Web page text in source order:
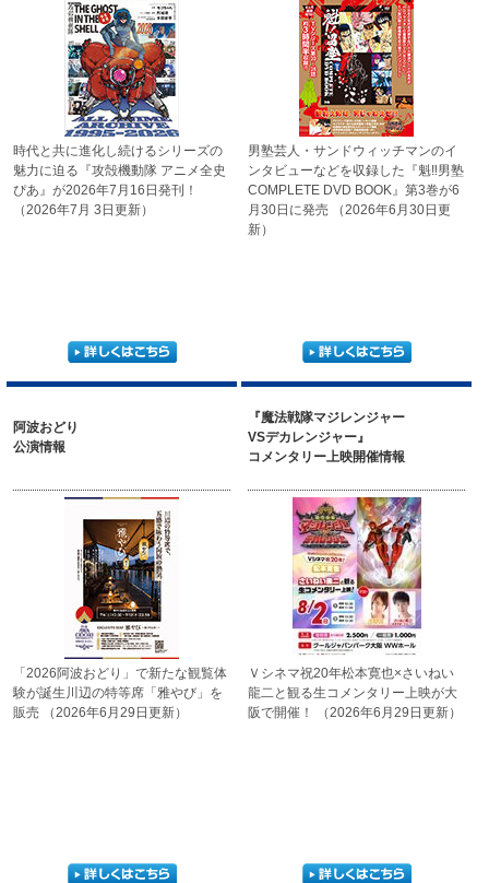
時代と共に進化し続けるシリーズの
魅力に迫る 『攻殻機動隊 アニメ全史
ぴあ』が2026年7月16日発刊！
（2026年7月 3日更新）
男塾芸人・サンドウィッチマンのイ
ンタビューなどを収録した 『魁‼男塾
COMPLETE DVD BOOK』第3巻が6
月30日に発売 （2026年6月30日更
新）
阿波おどり
公演情報
「2026阿波おどり」で新たな観覧体
験が誕生 川辺の特等席「雅やび」を
販売 （2026年6月29日更新）
『魔法戦隊マジレンジャー
VSデカレンジャー』
コメンタリー上映開催情報
Ｖシネマ祝20年松本寛也×さいねい
龍二と観る生コメンタリー上映が大
阪で開催！
（2026年6月29日更新）